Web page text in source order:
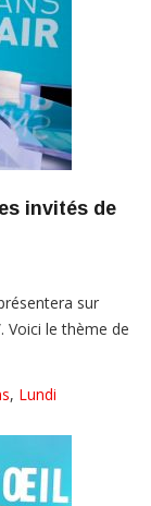
invités de
sur
Voici le thème de
, Lundi